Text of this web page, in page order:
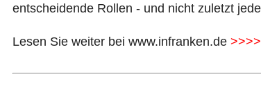
entscheidende Rollen - und nicht zuletzt
Lesen Sie weiter bei www.infranken.de